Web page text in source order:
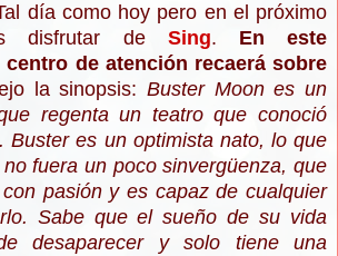
día como hoy pero en el próximo
disfrutar de Sing. En este
centro de atención recaerá sobre
la sinopsis:Buster Moon es un
regenta un teatro que conoció
Buster es un optimista nato, lo que
fuera un poco sinvergüenza, que
pasión y es capaz de cualquier
Sabe que el sueño de su vida
desaparecer y solo tiene una